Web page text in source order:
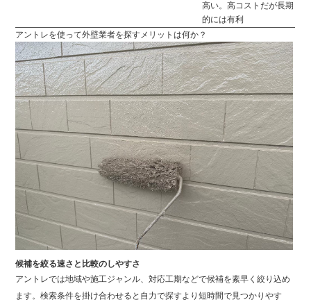
高い。高コストだが長期
的には有利
アントレを使って外壁業者を探すメリットは何か？
候補を絞る速さと比較のしやすさ
アントレでは地域や施工ジャンル、対応工期などで候補を素早く絞り込め
ます。検索条件を掛け合わせると自力で探すより短時間で見つかりやす